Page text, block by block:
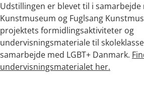
Udstillingen er blevet til i samarbejde
Kunstmuseum og Fuglsang
projektets formidlingsaktiviteter og
undervisningsmateriale til
samarbejde med LGBT+ Danmark.
undervisningsmaterialet her.